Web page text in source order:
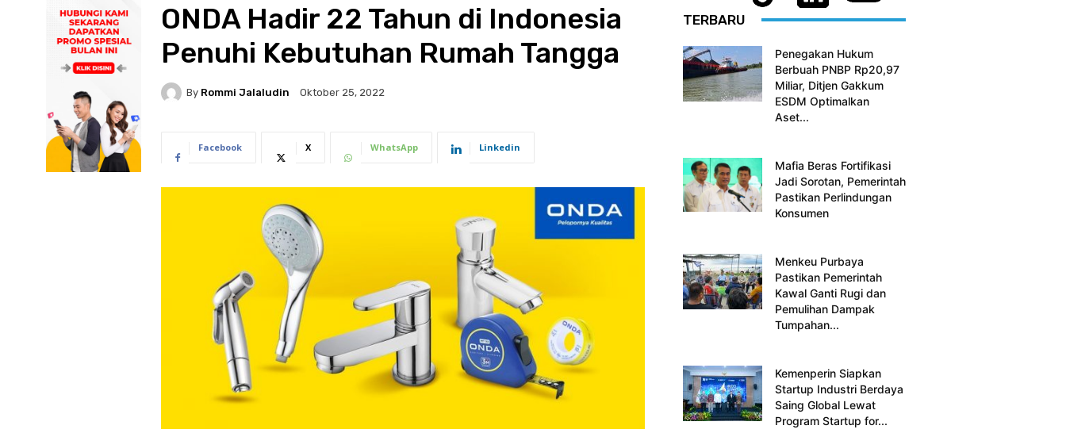
ONDA Hadir 22 Tahun di Indonesia
Penuhi Kebutuhan Rumah Tangga
By Rommi Jalaludin Oktober 25, 2022
Facebook X WhatsApp Linkedin
TERBARU
Penegakan Hukum
Berbuah PNBP Rp20,97
Miliar, Ditjen Gakkum
ESDM Optimalkan
Aset...
Mafia Beras Fortifikasi
Jadi Sorotan, Pemerintah
Pastikan Perlindungan
Konsumen
Menkeu Purbaya
Pastikan Pemerintah
Kawal Ganti Rugi dan
Pemulihan Dampak
Tumpahan...
Kemenperin Siapkan
Startup Industri Berdaya
Saing Global Lewat
Program Startup for...